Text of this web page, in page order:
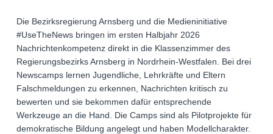
Die Bezirksregierung Arnsberg und die Medieninitiative
#UseTheNews bringen im ersten Halbjahr 2026
Nachrichtenkompetenz direkt in die Klassenzimmer des
Regierungsbezirks Arnsberg in Nordrhein-Westfalen. Bei drei
Newscamps lernen Jugendliche, Lehrkräfte und Eltern
Falschmeldungen zu erkennen, Nachrichten kritisch zu
bewerten und sie bekommen dafür entsprechende
Werkzeuge an die Hand. Die Camps sind als Pilotprojekte für
demokratische Bildung angelegt und haben Modellcharakter.